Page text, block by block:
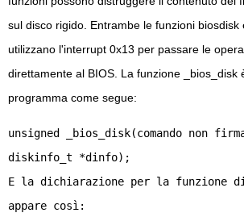
sul disco rigido. Entrambe le funzioni biosdisk
utilizzano l'interrupt 0x13 per passare le
direttamente al BIOS. La funzione _bios_disk
programma come segue:
unsigned _bios_disk(comando non
diskinfo_t *dinfo);
E la dichiarazione per la funzione
appare così: